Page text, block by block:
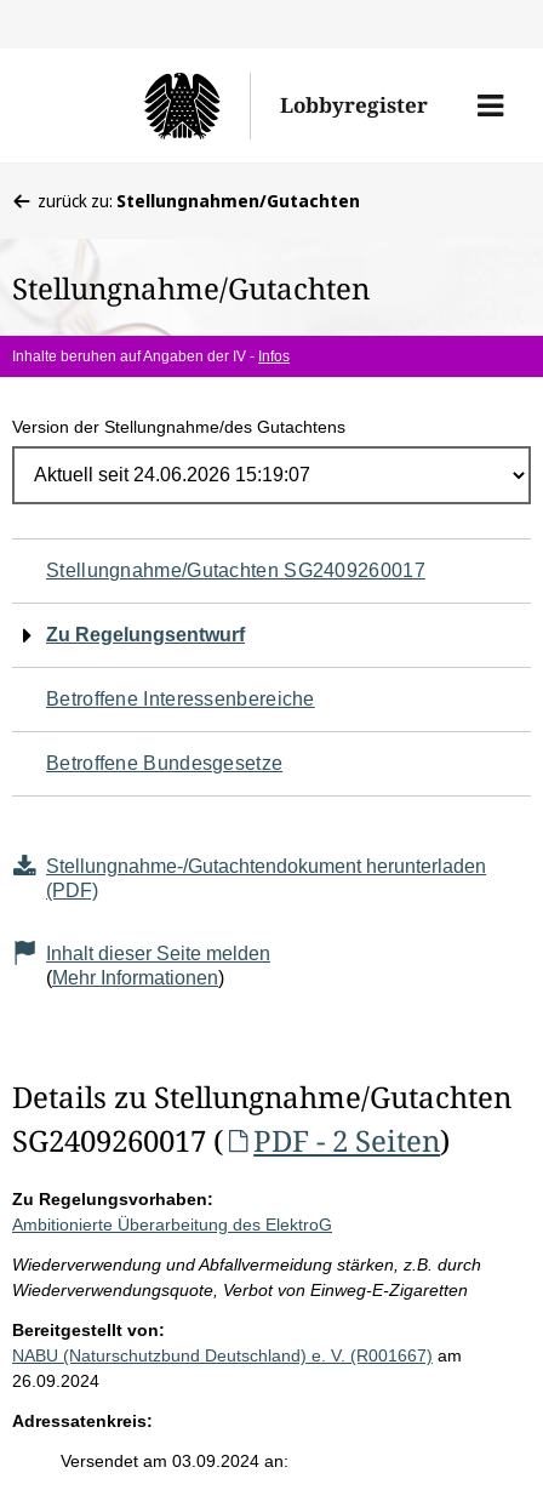
Lobbyregister
Menü
befinden
hier:
zurück zu: Stellungnahmen/Gutachten
Stellungnahme/Gutachten
Inhalte beruhen auf Angaben der IV - Infos
Version der Stellungnahme/des Gutachtens
Navigation
für
den
Seiteninhalt
Stellungnahme/Gutachten SG2409260017
Zu Regelungsentwurf
Betroffene Interessenbereiche
Betroffene Bundesgesetze
Stellungnahme-/Gutachtendokument herunterladen
(PDF)
Inhalt dieser Seite melden
(Mehr Informationen)
Details zu Stellungnahme/Gutachten
SG2409260017 (
PDF - 2 Seiten)
Zu Regelungsvorhaben:
Ambitionierte Überarbeitung des ElektroG
Wiederverwendung und Abfallvermeidung stärken, z.B. durch
Wiederverwendungsquote, Verbot von Einweg-E-Zigaretten
Bereitgestellt von:
NABU (Naturschutzbund Deutschland) e. V. (R001667) am
26.09.2024
Adressatenkreis:
Versendet am 03.09.2024 an: